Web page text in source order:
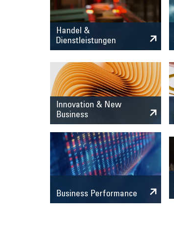
Handel &
Dienstleistungen
Innovation & New
Business
Business Performance